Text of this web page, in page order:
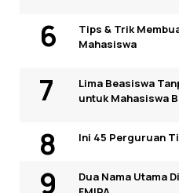
Tips & Trik
Mahasiswa
Lima Beasiswa
untuk Mahasiswa
Ini 45 Perguruan
Dua Nama Utama